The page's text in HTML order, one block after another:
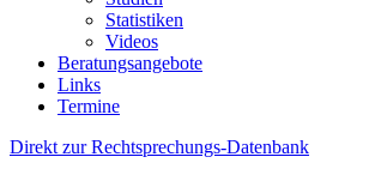
Statistiken
Videos
Beratungsangebote
Links
Termine
Direkt zur Rechtsprechungs-Datenbank